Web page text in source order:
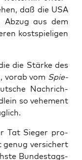
daß die USA
aus dem
kost­spie­li­gen
die Stär­ke des
vor­ab vom Spie­
Nach­rich­
so vehe­ment
Tat Sie­ger pro­
genug ver­si­chert
Bun­des­tags­